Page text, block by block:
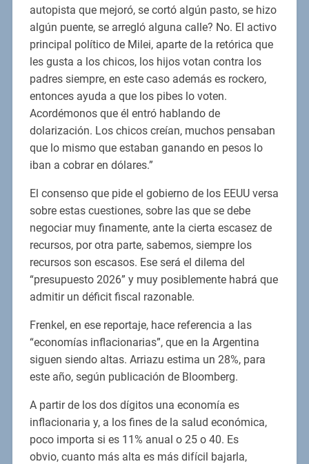
autopista que mejoró, se cortó algún pasto, se hizo
algún puente, se arregló alguna calle? No. El activo
principal político de Milei, aparte de la retórica que
les gusta a los chicos, los hijos votan contra los
padres siempre, en este caso además es rockero,
entonces ayuda a que los pibes lo voten.
Acordémonos que él entró hablando de
dolarización. Los chicos creían, muchos pensaban
que lo mismo que estaban ganando en pesos lo
iban a cobrar en dólares.”
El consenso que pide el gobierno de los EEUU versa
sobre estas cuestiones, sobre las que se debe
negociar muy finamente, ante la cierta escasez de
recursos, por otra parte, sabemos, siempre los
recursos son escasos. Ese será el dilema del
“presupuesto 2026” y muy posiblemente habrá que
admitir un déficit fiscal razonable.
Frenkel, en ese reportaje, hace referencia a las
“economías inflacionarias”, que en la Argentina
siguen siendo altas. Arriazu estima un 28%, para
este año, según publicación de Bloomberg.
A partir de los dos dígitos una economía es
inflacionaria y, a los fines de la salud económica,
poco importa si es 11% anual o 25 o 40. Es
obvio, cuanto más alta es más difícil bajarla,